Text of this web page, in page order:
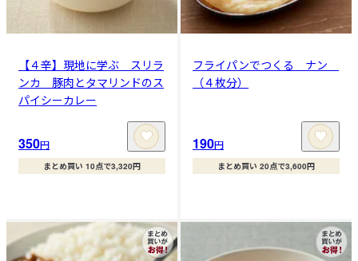
【４辛】現地に学ぶ スリラ
ンカ 豚肉とタマリンドのス
パイシーカレー
350円
まとめ買い 10点で3,320円
フライパンでつくる ナン
（４枚分）
190円
まとめ買い 20点で3,600円